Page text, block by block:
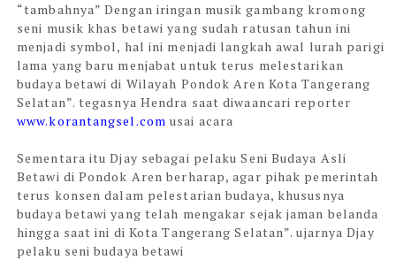
“tambahnya” Dengan iringan musik gambang kromong
seni musik khas betawi yang sudah ratusan tahun ini
menjadi symbol, hal ini menjadi langkah awal lurah parigi
lama yang baru menjabat untuk terus melestarikan
budaya betawi di Wilayah Pondok Aren Kota Tangerang
Selatan”. tegasnya Hendra saat diwaancari reporter
www.korantangsel.com usai acara
Sementara itu Djay sebagai pelaku Seni Budaya Asli
Betawi di Pondok Aren berharap, agar pihak pemerintah
terus konsen dalam pelestarian budaya, khususnya
budaya betawi yang telah mengakar sejak jaman belanda
hingga saat ini di Kota Tangerang Selatan”. ujarnya Djay
pelaku seni budaya betawi